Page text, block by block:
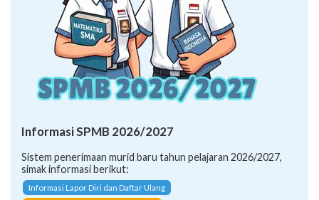
Informasi SPMB 2026/2027
Sistem penerimaan murid baru tahun pelajaran 2026/2027,
simak informasi berikut:
Informasi Lapor Diri dan Daftar Ulang